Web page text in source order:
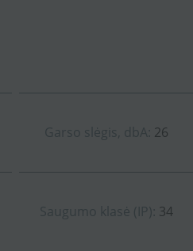
Garso slėgis, dbA: 26
Saugumo klasė (IP): 34